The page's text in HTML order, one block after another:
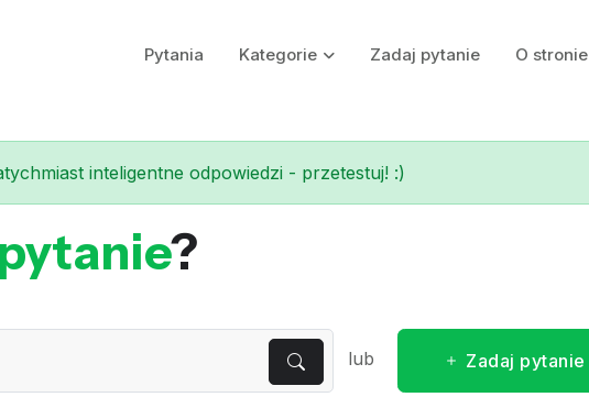
Pytania Kategorie Zadaj pytanie O stronie
inteligentne odpowiedzi - przetestuj! :)
pytanie?
lub Zadaj pytanie